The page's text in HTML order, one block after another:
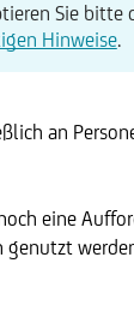
Sie bitte
Hinweise.
an
eine